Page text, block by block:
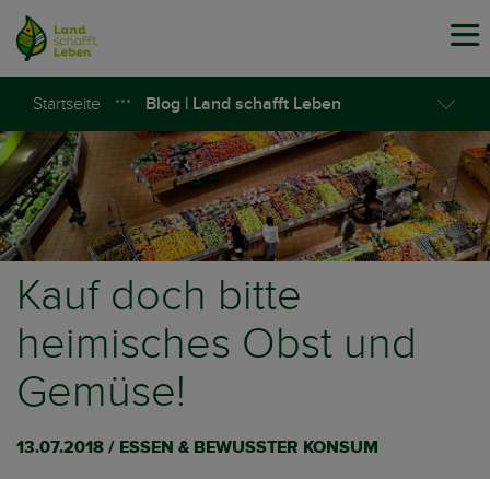
Startseite Blog | Land schafft Leben
Kauf doch bitte
heimisches Obst und
Gemüse!
13.07.2018 / ESSEN & BEWUSSTER KONSUM